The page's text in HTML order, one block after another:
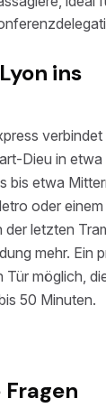
ins
Dieu in
bis etwa
oder
letzten
mehr. Ein
Tür möglich,
50 Minuten.